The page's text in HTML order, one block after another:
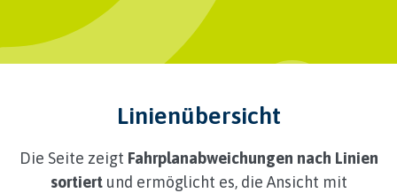
Linienübersicht
Die Seite zeigt Fahrplanabweichungen nach Linien
sortiertund ermöglicht es, die Ansicht mit